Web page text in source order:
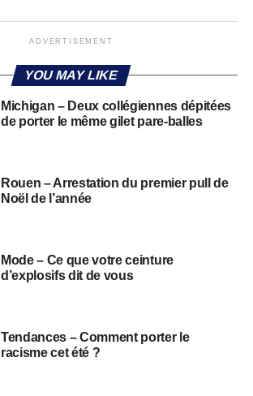
ADVERTISEMENT
YOU MAY LIKE
Michigan – Deux collégiennes dépitées
de porter le même gilet pare-balles
Rouen – Arrestation du premier pull de
Noël de l’année
Mode – Ce que votre ceinture
d’explosifs dit de vous
Tendances – Comment porter le
racisme cet été ?